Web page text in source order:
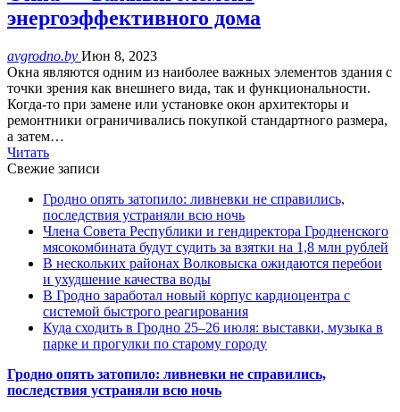
энергоэффективного дома
avgrodno.by Июн 8, 2023
Окна являются одним из наиболее важных элементов здания с
точки зрения как внешнего вида, так и функциональности.
Когда-то при замене или установке окон архитекторы и
ремонтники ограничивались покупкой стандартного размера,
а затем…
Читать
Свежие записи
Гродно опять затопило: ливневки не справились,
последствия устраняли всю ночь
Члена Совета Республики и гендиректора Гродненского
мясокомбината будут судить за взятки на 1,8 млн рублей
В нескольких районах Волковыска ожидаются перебои
и ухудшение качества воды
В Гродно заработал новый корпус кардиоцентра с
системой быстрого реагирования
Куда сходить в Гродно 25–26 июля: выставки, музыка в
парке и прогулки по старому городу
Гродно опять затопило: ливневки не справились,
последствия устраняли всю ночь